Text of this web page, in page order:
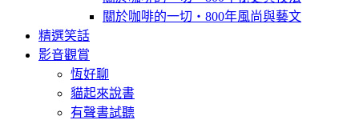
關於咖啡的一切‧800年風尚與藝文
精選笑話
影音觀賞
恆好聊
貓起來說書
有聲書試聽